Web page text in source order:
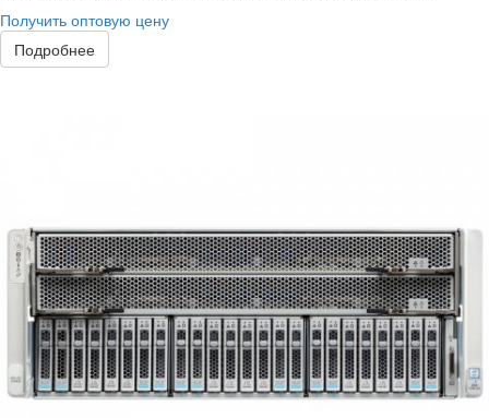
Получить оптовую цену
Подробнее